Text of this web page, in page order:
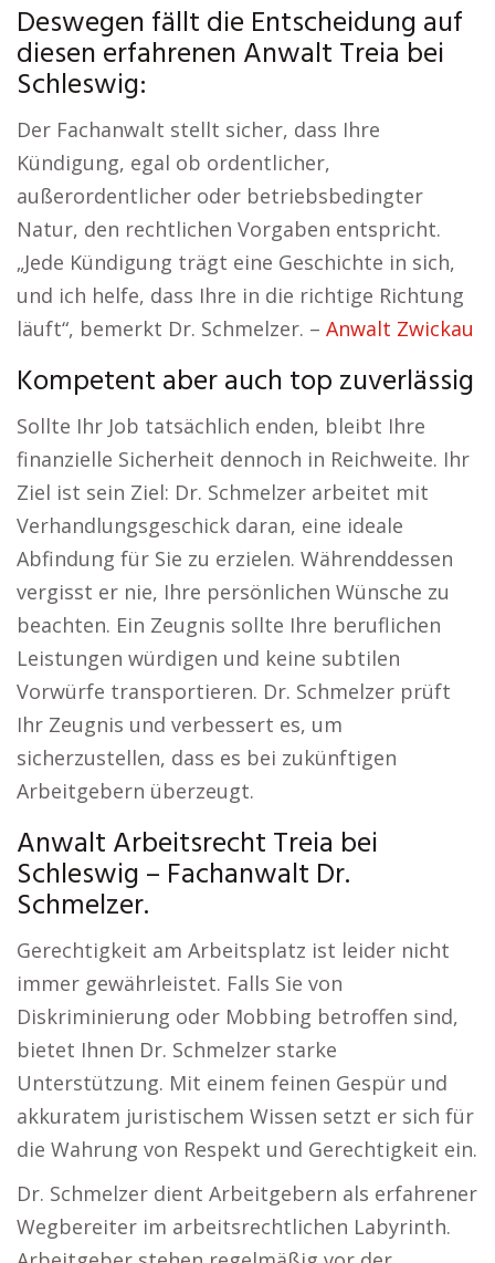
Deswegen fällt die Entscheidung auf
diesen erfahrenen Anwalt Treia bei
Schleswig:
Der Fachanwalt stellt sicher, dass Ihre
Kündigung, egal ob ordentlicher,
außerordentlicher oder betriebsbedingter
Natur, den rechtlichen Vorgaben entspricht.
„Jede Kündigung trägt eine Geschichte in sich,
und ich helfe, dass Ihre in die richtige Richtung
läuft“, bemerkt Dr. Schmelzer. – Anwalt Zwickau
Kompetent aber auch top zuverlässig
Sollte Ihr Job tatsächlich enden, bleibt Ihre
finanzielle Sicherheit dennoch in Reichweite. Ihr
Ziel ist sein Ziel: Dr. Schmelzer arbeitet mit
Verhandlungsgeschick daran, eine ideale
Abfindung für Sie zu erzielen. Währenddessen
vergisst er nie, Ihre persönlichen Wünsche zu
beachten. Ein Zeugnis sollte Ihre beruflichen
Leistungen würdigen und keine subtilen
Vorwürfe transportieren. Dr. Schmelzer prüft
Ihr Zeugnis und verbessert es, um
sicherzustellen, dass es bei zukünftigen
Arbeitgebern überzeugt.
Anwalt Arbeitsrecht Treia bei
Schleswig – Fachanwalt Dr.
Schmelzer.
Gerechtigkeit am Arbeitsplatz ist leider nicht
immer gewährleistet. Falls Sie von
Diskriminierung oder Mobbing betroffen sind,
bietet Ihnen Dr. Schmelzer starke
Unterstützung. Mit einem feinen Gespür und
akkuratem juristischem Wissen setzt er sich für
die Wahrung von Respekt und Gerechtigkeit ein.
Dr. Schmelzer dient Arbeitgebern als erfahrener
Wegbereiter im arbeitsrechtlichen Labyrinth.